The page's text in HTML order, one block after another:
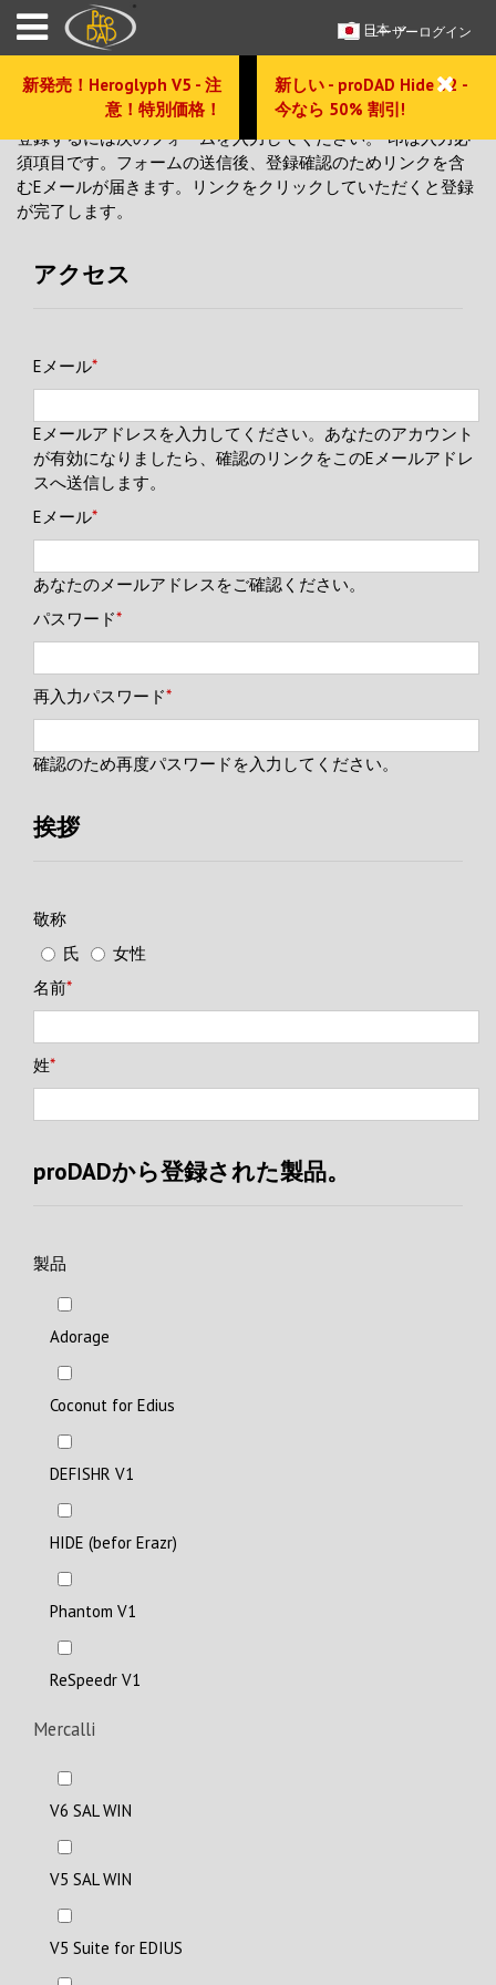
ユーザーログイン
日本
新発売！Heroglyph V5 - 注
意！特別価格！
新しい - proDAD Hide V2 -
今なら 50% 割引!
登録するには次のフォームを入力してください。*印は入力必
須項目です。フォームの送信後、登録確認のためリンクを含
むEメールが届きます。リンクをクリックしていただくと登録
が完了します。
アクセス
Eメール*
Eメールアドレスを入力してください。あなたのアカウント
が有効になりましたら、確認のリンクをこのEメールアドレ
スへ送信します。
Eメール*
あなたのメールアドレスをご確認ください。
パスワード*
再入力パスワード*
確認のため再度パスワードを入力してください。
挨拶
敬称
氏
女性
名前*
姓*
proDADから登録された製品。
製品
Adorage
Coconut for Edius
DEFISHR V1
HIDE (befor Erazr)
Phantom V1
ReSpeedr V1
Mercalli
V6 SAL WIN
V5 SAL WIN
V5 Suite for EDIUS